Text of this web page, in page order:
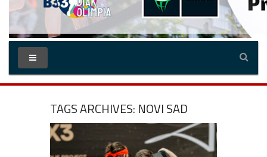
TAGS ARCHIVES: NOVI SAD